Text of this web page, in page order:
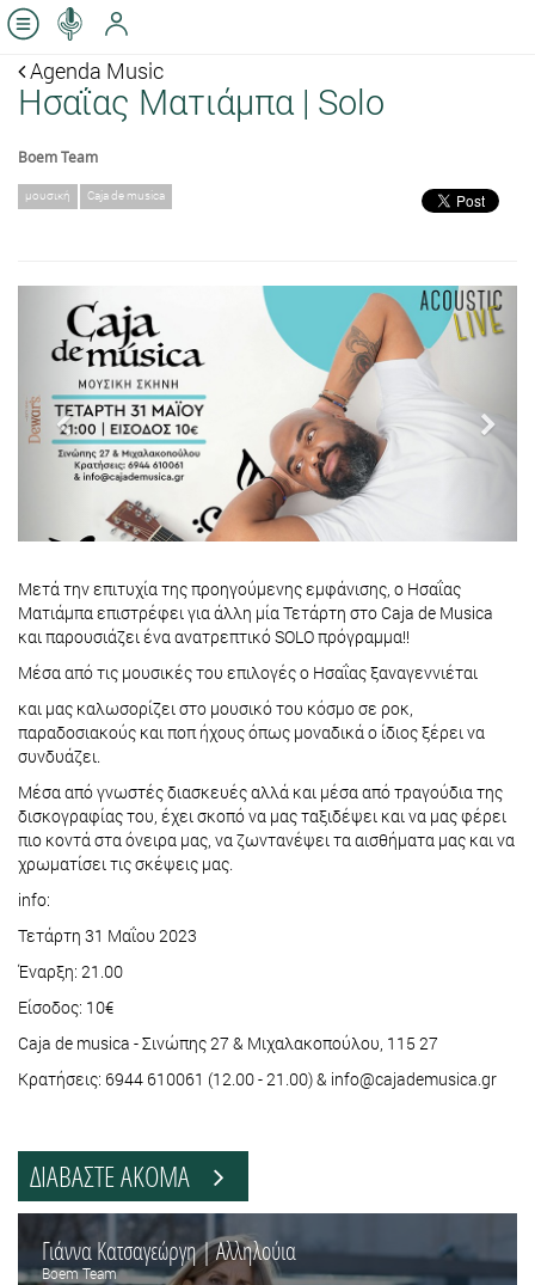
Agenda Music
Ησαΐας Ματιάμπα | Solo
Boem Team
μουσική Caja de musica
Previous Next
Μετά την επιτυχία της προηγούμενης εμφάνισης, ο Ησαΐας
Ματιάμπα επιστρέφει για άλλη μία Τετάρτη στο Caja de Musica
και παρουσιάζει ένα ανατρεπτικό SOLO πρόγραμμα!!
Μέσα από τις μουσικές του επιλογές ο Ησαΐας ξαναγεννιέται
και μας καλωσορίζει στο μουσικό του κόσμο σε ροκ,
παραδοσιακούς και ποπ ήχους όπως μοναδικά ο ίδιος ξέρει να
συνδυάζει.
Μέσα από γνωστές διασκευές αλλά και μέσα από τραγούδια της
δισκογραφίας του, έχει σκοπό να μας ταξιδέψει και να μας φέρει
πιο κοντά στα όνειρα μας, να ζωντανέψει τα αισθήματα μας και να
χρωματίσει τις σκέψεις μας.
info:
Τετάρτη 31 Μαΐου 2023
Έναρξη: 21.00
Είσοδος: 10€
Caja de musica - Σινώπης 27 & Μιχαλακοπούλου, 115 27
Κρατήσεις: 6944 610061 (12.00 - 21.00) & info@cajademusica.gr
ΔΙΑΒΑΣΤΕ ΑΚΟΜΑ
Γιάννα Κατσαγεώργη | Αλληλούια
Boem Team